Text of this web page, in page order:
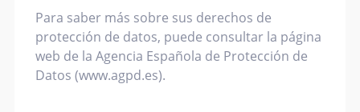
Para saber más sobre sus derechos de
protección de datos, puede consultar la página
web de la Agencia Española de Protección de
Datos (www.agpd.es).